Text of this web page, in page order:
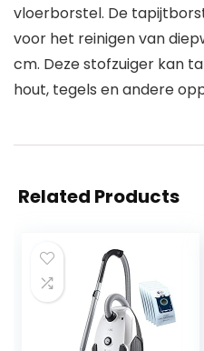
vloerborstel. De
voor het reinigen van
cm. Deze stofzuiger kan
hout, tegels en andere
Related Products